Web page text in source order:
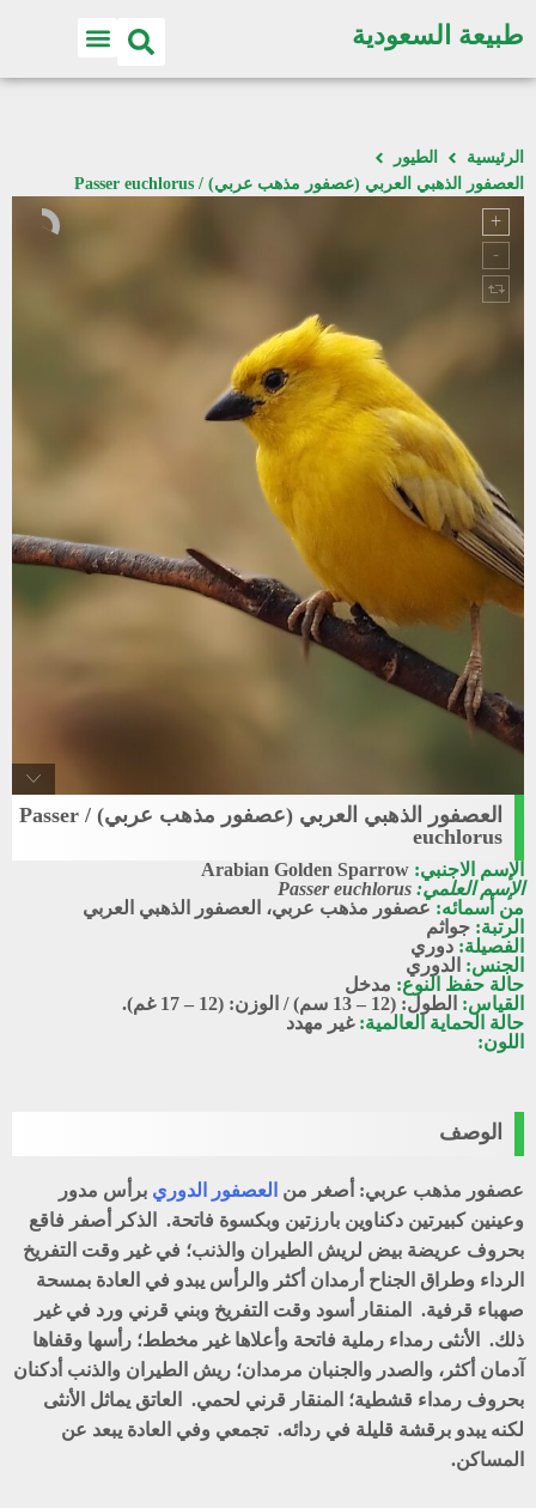
طبيعة السعودية
الرئيسية
الطيور
العصفور الذهبي العربي (عصفور مذهب عربي) / Passer euchlorus
Arabian_Golden_Sparrow1
العصفور الذهبي العربي (عصفور مذهب عربي) / Passer
euchlorus
الإسم الاجنبي: Arabian Golden Sparrow
الإسم العلمي: Passer euchlorus
من أسمائه: عصفور مذهب عربي، العصفور الذهبي العربي
الرتبة: جواثم
الفصيلة: دوري
الجنس: الدوري
حالة حفظ النوع: مدخل
القياس: الطول: (12 – 13 سم) / الوزن: (12 – 17 غم).
حالة الحماية العالمية:غير مهدد
اللون:
الوصف
عصفور مذهب عربي: أصغر من العصفور الدوري برأس مدور
وعينين كبيرتين دكناوين بارزتين وبكسوة فاتحة. الذكر أصفر فاقع
بحروف عريضة بيض لريش الطيران والذنب؛ في غير وقت التفريخ
الرداء وطراق الجناح أرمدان أكثر والرأس يبدو في العادة بمسحة
صهباء قرفية. المنقار أسود وقت التفريخ وبني قرني ورد في غير
ذلك. الأنثى رمداء رملية فاتحة وأعلاها غير مخطط؛ رأسها وقفاها
آدمان أكثر، والصدر والجنبان مرمدان؛ ريش الطيران والذنب أدكنان
بحروف رمداء قشطية؛ المنقار قرني لحمي. العاتق يماثل الأنثى
لكنه يبدو برقشة قليلة في ردائه. تجمعي وفي العادة يبعد عن
المساكن.